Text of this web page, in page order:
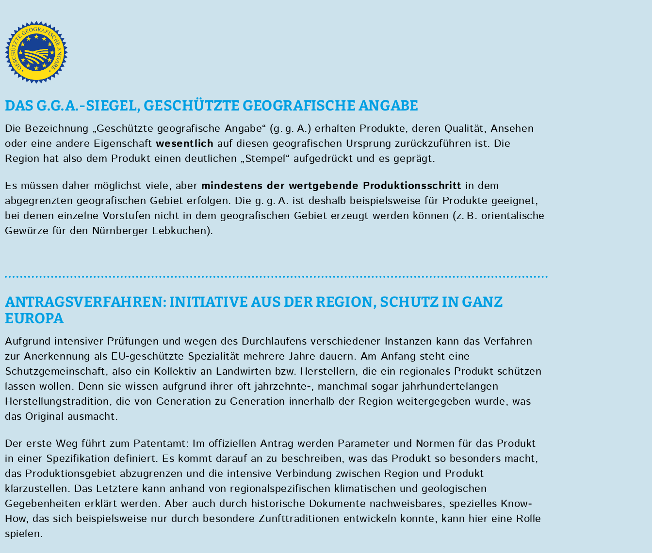
DAS G.G.A.-SIEGEL, GESCHÜTZTE GEOGRAFISCHE ANGABE
Die Bezeichnung „Geschützte geografische Angabe“ (g. g. A.) erhalten Produkte, deren Qualität, Ansehen
oder eine andere Eigenschaftwesentlich auf diesen geografischen Ursprung zurückzuführen ist. Die
Region hat also dem Produkt einen deutlichen „Stempel“ aufgedrückt und es geprägt.
Es müssen daher möglichst viele, aber mindestens der wertgebende Produktionsschritt in dem
abgegrenzten geografischen Gebiet erfolgen. Die g. g. A. ist deshalb beispielsweise für Produkte geeignet,
bei denen einzelne Vorstufen nicht in dem geografischen Gebiet erzeugt werden können (z. B. orientalische
Gewürze für den Nürnberger Lebkuchen).
ANTRAGSVERFAHREN: INITIATIVE AUS DER REGION, SCHUTZ IN GANZ
EUROPA
Aufgrund intensiver Prüfungen und wegen des Durchlaufens verschiedener Instanzen kann das Verfahren
zur Anerkennung als EU-geschützte Spezialität mehrere Jahre dauern. Am Anfang steht eine
Schutzgemeinschaft, also ein Kollektiv an Landwirten bzw. Herstellern, die ein regionales Produkt schützen
lassen wollen. Denn sie wissen aufgrund ihrer oft jahrzehnte-, manchmal sogar jahrhundertelangen
Herstellungstradition, die von Generation zu Generation innerhalb der Region weitergegeben wurde, was
das Original ausmacht.
Der erste Weg führt zum Patentamt: Im offiziellen Antrag werden Parameter und Normen für das Produkt
in einer Spezifikation definiert. Es kommt darauf an zu beschreiben, was das Produkt so besonders macht,
das Produktionsgebiet abzugrenzen und die intensive Verbindung zwischen Region und Produkt
klarzustellen. Das Letztere kann anhand von regionalspezifischen klimatischen und geologischen
Gegebenheiten erklärt werden. Aber auch durch historische Dokumente nachweisbares, spezielles Know-
How, das sich beispielsweise nur durch besondere Zunfttraditionen entwickeln konnte, kann hier eine Rolle
spielen.